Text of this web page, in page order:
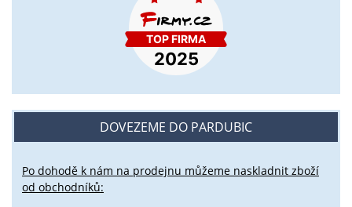
DOVEZEME DO PARDUBIC
Po dohodě k nám na prodejnu můžeme naskladnit zboží
od obchodníků: